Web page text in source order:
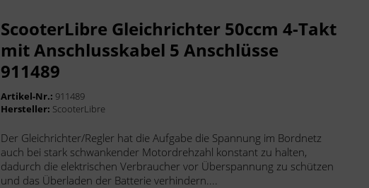
ScooterLibre Gleichrichter 50ccm 4-Takt
mit Anschlusskabel 5 Anschlüsse
911489
Artikel-Nr.: 911489
Hersteller: ScooterLibre
Der Gleichrichter/Regler hat die Aufgabe die Spannung im Bordnetz
auch bei stark schwankender Motordrehzahl konstant zu halten,
dadurch die elektrischen Verbraucher vor Überspannung zu schützen
und das Überladen der Batterie verhindern....